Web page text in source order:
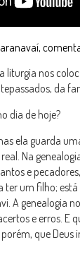
nos
da
dia de hoje?
ela guarda
Na
e
ter um filho;
A genealogia
e erros. E
que Deus